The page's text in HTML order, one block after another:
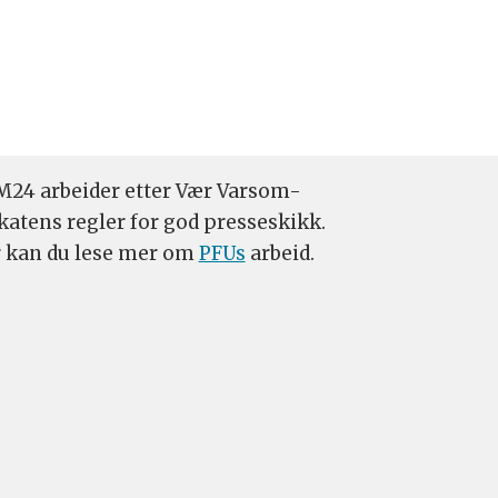
arbeider etter Vær Varsom-
regler for god presseskikk.
kan du lese mer omPFUs arbeid.